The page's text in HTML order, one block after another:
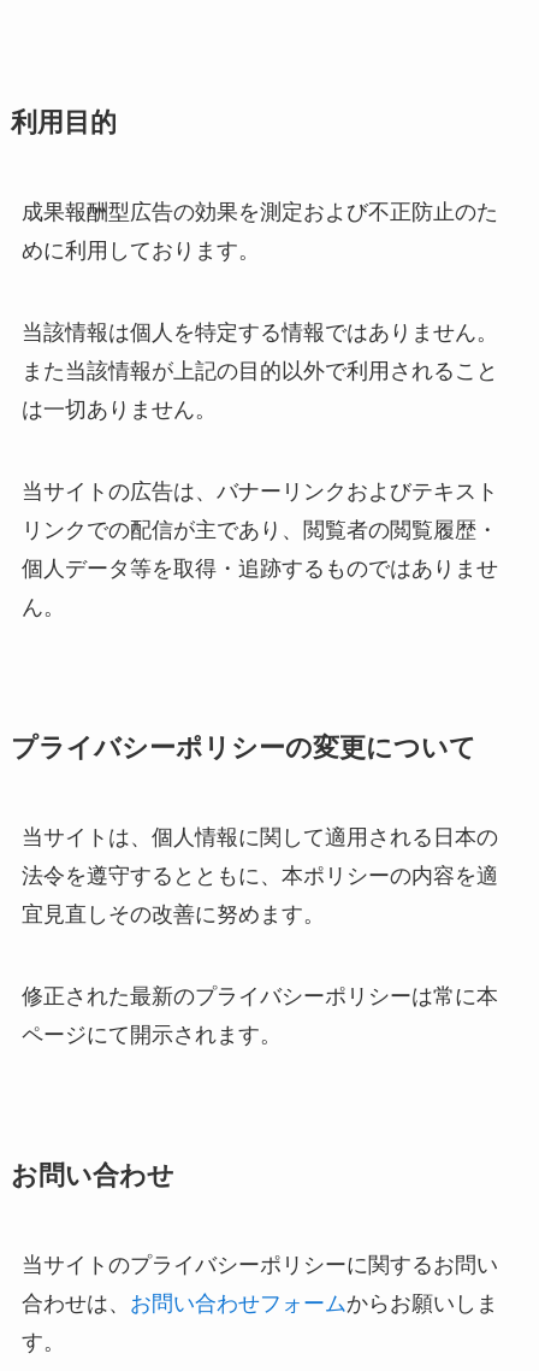
利用目的
成果報酬型広告の効果を測定および不正防止のた
めに利用しております。
当該情報は個人を特定する情報ではありません。
また当該情報が上記の目的以外で利用されること
は一切ありません。
当サイトの広告は、バナーリンクおよびテキスト
リンクでの配信が主であり、閲覧者の閲覧履歴・
個人データ等を取得・追跡するものではありませ
ん。
プライバシーポリシーの変更について
当サイトは、個人情報に関して適用される日本の
法令を遵守するとともに、本ポリシーの内容を適
宜見直しその改善に努めます。
修正された最新のプライバシーポリシーは常に本
ページにて開示されます。
お問い合わせ
当サイトのプライバシーポリシーに関するお問い
合わせは、 お問い合わせフォームからお願いしま
す。